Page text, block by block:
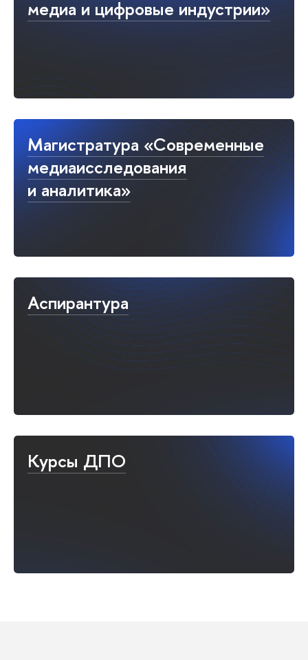
медиа и цифровые индустрии»
Магистратура «Современные
медиаисследования
и аналитика»
Аспирантура
Курсы ДПО